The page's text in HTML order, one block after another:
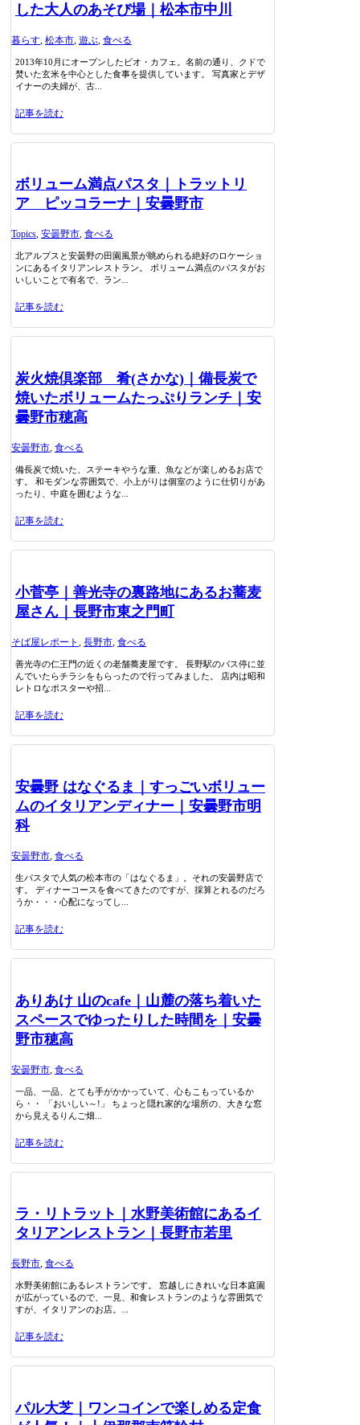
した大人のあそび場｜松本市中川
暮らす 松本市 遊ぶ 食べる
2013年10月にオープンしたビオ・カフェ。名前の通り、クドで
焚いた玄米を中心とした食事を提供しています。 写真家とデザ
イナーの夫婦が、古...
記事を読む
ボリューム満点パスタ｜トラットリ
ア ピッコラーナ｜安曇野市
Topics, 安曇野市, 食べる
北アルプスと安曇野の田園風景が眺められる絶好のロケーショ
ンにあるイタリアンレストラン。 ボリューム満点のパスタがお
いしいことで有名で、ラン...
記事を読む
炭火焼倶楽部 肴(さかな)｜備長炭で
焼いたボリュームたっぷりランチ｜安
曇野市穂高
安曇野市, 食べる
備長炭で焼いた、ステーキやうな重、魚などが楽しめるお店で
す。 和モダンな雰囲気で、小上がりは個室のように仕切りがあ
ったり、中庭を囲むような...
記事を読む
小菅亭｜善光寺の裏路地にあるお蕎麦
屋さん｜長野市東之門町
そば屋レポート , 長野市, 食べる
善光寺の仁王門の近くの老舗蕎麦屋です。 長野駅のバス停に並
んでいたらチラシをもらったので行ってみました。 店内は昭和
レトロなポスターや招...
記事を読む
安曇野 はなぐるま｜すっごいボリュー
ムのイタリアンディナー｜安曇野市明
科
安曇野市 食べる
生パスタで人気の松本市の「はなぐるま」。それの安曇野店で
す。 ディナーコースを食べてきたのですが、採算とれるのだろ
うか・・・心配になってし...
記事を読む
ありあけ 山のcafe｜山麓の落ち着いた
スペースでゆったりした時間を｜安曇
野市穂高
安曇野市 食べる
一品、一品、とても手がかかっていて、心もこもっているか
ら・・ 「おいしい～!」 ちょっと隠れ家的な場所の、大きな窓
から見えるりんご畑...
記事を読む
ラ・リトラット｜水野美術館にあるイ
タリアンレストラン｜長野市若里
長野市, 食べる
水野美術館にあるレストランです。 窓越しにきれいな日本庭園
が広がっているので、一見、和食レストランのような雰囲気で
すが、イタリアンのお店。...
記事を読む
パル大芝｜ワンコインで楽しめる定食